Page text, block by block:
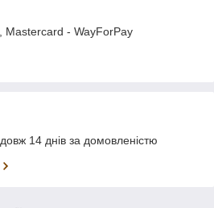
Mastercard - WayForPay
14 днів за домовленістю